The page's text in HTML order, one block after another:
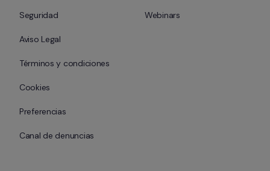
Seguridad
Aviso Legal
Términos y condiciones
Cookies
Preferencias
Canal de denuncias
Webinars